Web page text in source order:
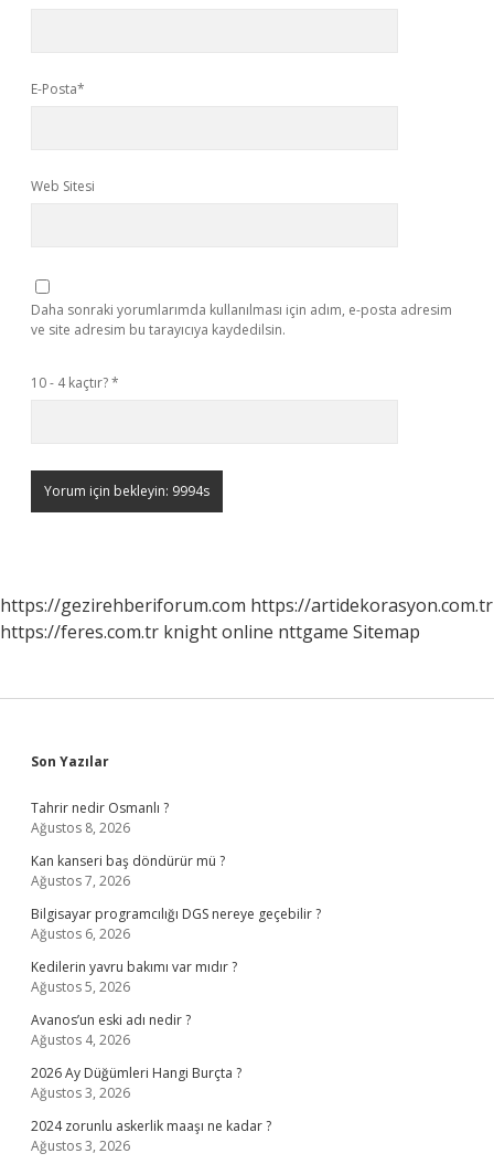
E-Posta*
Web Sitesi
Daha sonraki yorumlarımda kullanılması için adım, e-posta adresim
ve site adresim bu tarayıcıya kaydedilsin.
10 - 4 kaçtır?*
https://gezirehberiforum.com https://artidekorasyon.com.tr
https://feres.com.tr knight online nttgame Sitemap
Sidebar
Son Yazılar
Tahrir nedir Osmanlı ?
Ağustos 8, 2026
Kan kanseri baş döndürür mü ?
Ağustos 7, 2026
Bilgisayar programcılığı DGS nereye geçebilir ?
Ağustos 6, 2026
Kedilerin yavru bakımı var mıdır ?
Ağustos 5, 2026
Avanos’un eski adı nedir ?
Ağustos 4, 2026
2026 Ay Düğümleri Hangi Burçta ?
Ağustos 3, 2026
2024 zorunlu askerlik maaşı ne kadar ?
Ağustos 3, 2026